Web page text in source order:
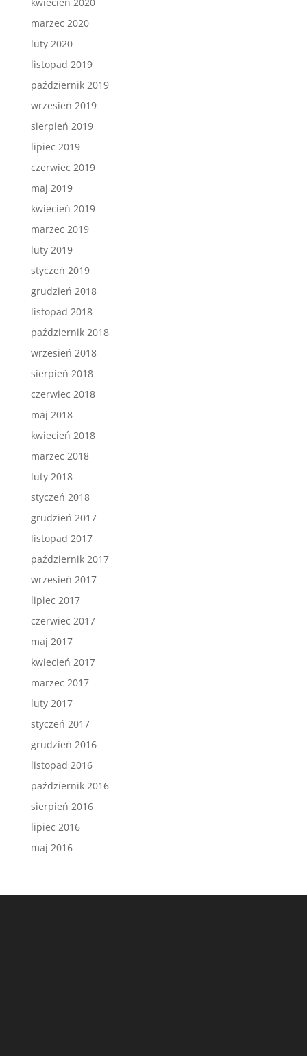
marzec 2020
luty 2020
listopad 2019
październik 2019
wrzesień 2019
sierpień 2019
lipiec 2019
czerwiec 2019
maj 2019
kwiecień 2019
marzec 2019
luty 2019
styczeń 2019
grudzień 2018
listopad 2018
październik 2018
wrzesień 2018
sierpień 2018
czerwiec 2018
maj 2018
kwiecień 2018
marzec 2018
luty 2018
styczeń 2018
grudzień 2017
listopad 2017
październik 2017
wrzesień 2017
lipiec 2017
czerwiec 2017
maj 2017
kwiecień 2017
marzec 2017
luty 2017
styczeń 2017
grudzień 2016
listopad 2016
październik 2016
sierpień 2016
lipiec 2016
maj 2016